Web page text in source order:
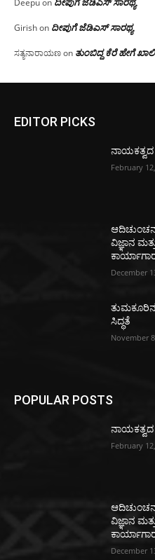
Deepuon
Girishon ದೀಪುಗೆ ಜೆಡಿಎಸ್ ಸಾರಥ್ಯ
ಸತ್ಯನಾರಾಯಣon ತುಂಬಿದ್ದ ಕೆರೆ ಹೇಗೆ
EDITOR PICKS
ನಾಯಕತ್ವದ
February
ವಿಜ್ಞಾನ
December
ಸಿದ್ಧತೆ
November
POPULAR POSTS
ನಾಯಕತ್ವದ
February
ವಿಜ್ಞಾನ
December